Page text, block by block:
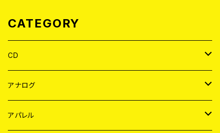
CATEGORY
CD
JAPAN
WORLD
アナログ
JAPAN
アパレル